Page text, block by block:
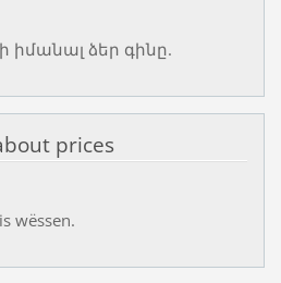
իմանալ ձեր գինը.
prices
wëssen.